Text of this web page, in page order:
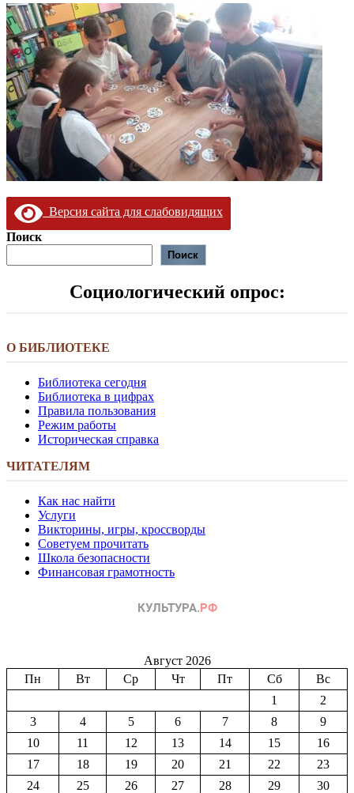
Версия сайта для слабовидящих
Поиск
Поиск
Социологический опрос:
О БИБЛИОТЕКЕ
Библиотека сегодня
Библиотека в цифрах
Правила пользования
Режим работы
Историческая справка
ЧИТАТЕЛЯМ
Как нас найти
Услуги
Викторины, игры, кроссворды
Советуем прочитать
Школа безопасности
Финансовая грамотность
Август 2026
Пн
Вт Ср Чт Пт Сб
Вс
1
2
3
4 5 6 7 8
9
10
11 12 13 14 15
16
17
18 19 20 21 22
23
24
25 26 27 28 29
30